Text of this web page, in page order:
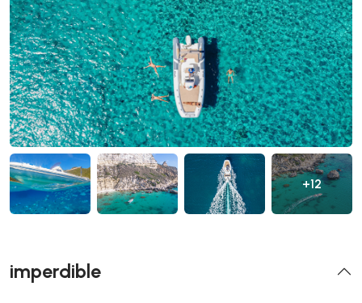
+12
imperdible